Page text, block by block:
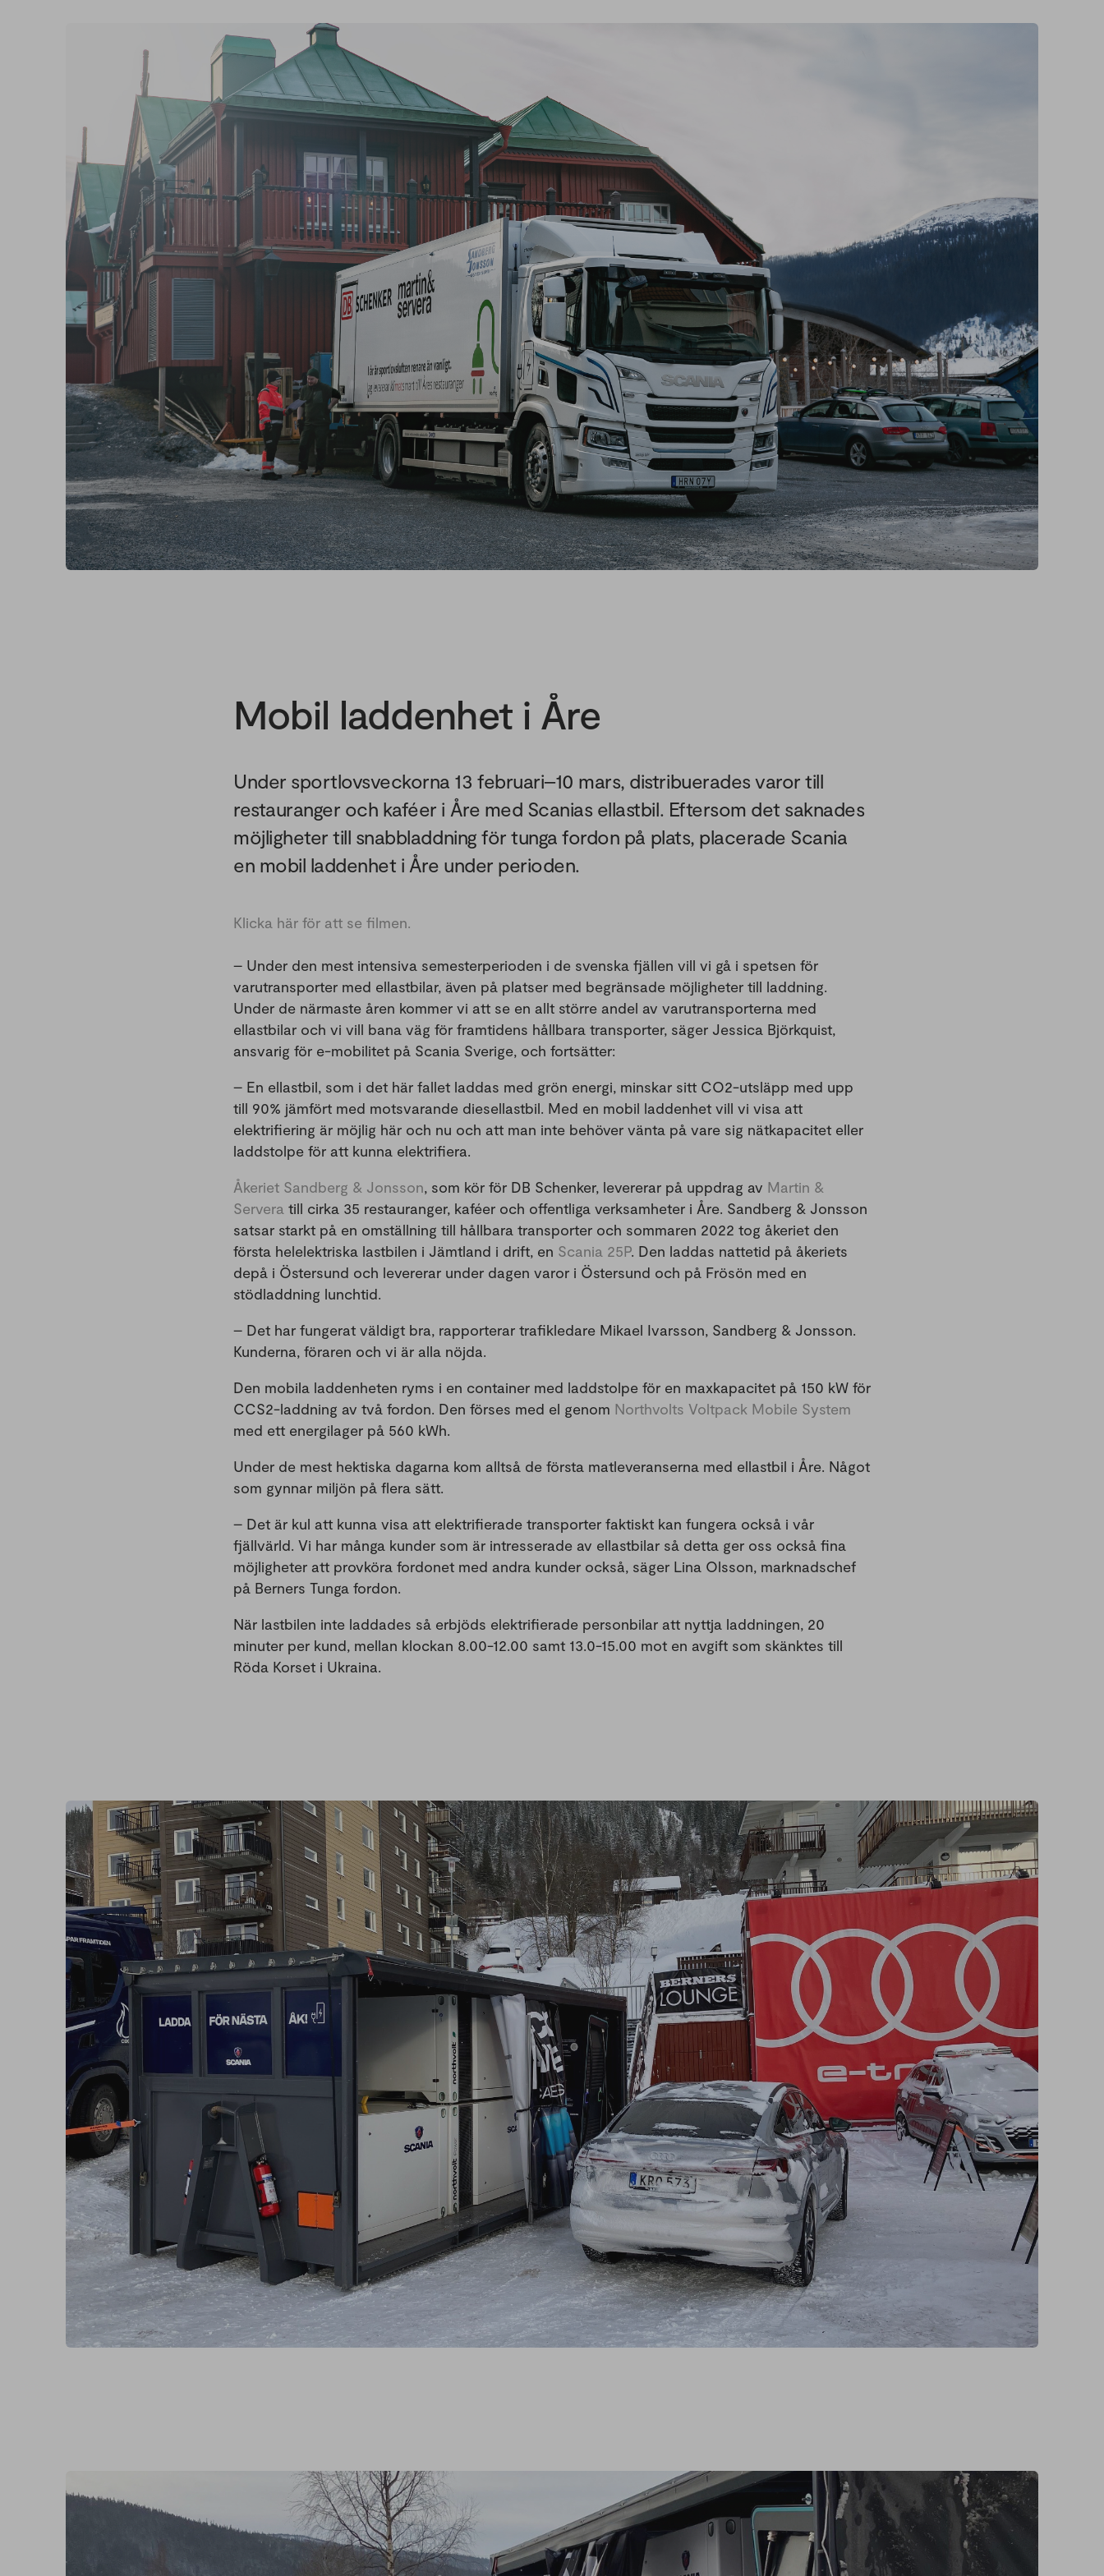
Mobil laddenhet i Åre
Under sportlovsveckorna 13 februari–10 mars, distribuerades varor till
restauranger och kaféer i Åre med Scanias ellastbil. Eftersom det saknades
möjligheter till snabbladdning för tunga fordon på plats, placerade Scania
en mobil laddenhet i Åre under perioden.
Klicka här för att se filmen.
– Under den mest intensiva semesterperioden i de svenska fjällen vill vi gå i spetsen för
varutransporter med ellastbilar, även på platser med begränsade möjligheter till laddning.
Under de närmaste åren kommer vi att se en allt större andel av varutransporterna med
ellastbilar och vi vill bana väg för framtidens hållbara transporter, säger Jessica Björkquist,
ansvarig för e-mobilitet på Scania Sverige, och fortsätter:
– En ellastbil, som i det här fallet laddas med grön energi, minskar sitt CO2-utsläpp med upp
till 90% jämfört med motsvarande diesellastbil. Med en mobil laddenhet vill vi visa att
elektrifiering är möjlig här och nu och att man inte behöver vänta på vare sig nätkapacitet eller
laddstolpe för att kunna elektrifiera.
Åkeriet Sandberg & Jonsson, som kör för DB Schenker, levererar på uppdrag av Martin &
Servera till cirka 35 restauranger, kaféer och offentliga verksamheter i Åre. Sandberg & Jonsson
satsar starkt på en omställning till hållbara transporter och sommaren 2022 tog åkeriet den
första helelektriska lastbilen i Jämtland i drift, en Scania 25P. Den laddas nattetid på åkeriets
depå i Östersund och levererar under dagen varor i Östersund och på Frösön med en
stödladdning lunchtid.
– Det har fungerat väldigt bra, rapporterar trafikledare Mikael Ivarsson, Sandberg & Jonsson.
Kunderna, föraren och vi är alla nöjda.
Den mobila laddenheten ryms i en container med laddstolpe för en maxkapacitet på 150 kW för
CCS2-laddning av två fordon. Den förses med el genom Northvolts Voltpack Mobile System
med ett energilager på 560 kWh.
Under de mest hektiska dagarna kom alltså de första matleveranserna med ellastbil i Åre. Något
som gynnar miljön på flera sätt.
– Det är kul att kunna visa att elektrifierade transporter faktiskt kan fungera också i vår
fjällvärld. Vi har många kunder som är intresserade av ellastbilar så detta ger oss också fina
möjligheter att provköra fordonet med andra kunder också, säger Lina Olsson, marknadschef
på Berners Tunga fordon.
När lastbilen inte laddades så erbjöds elektrifierade personbilar att nyttja laddningen, 20
minuter per kund, mellan klockan 8.00-12.00 samt 13.0-15.00 mot en avgift som skänktes till
Röda Korset i Ukraina.